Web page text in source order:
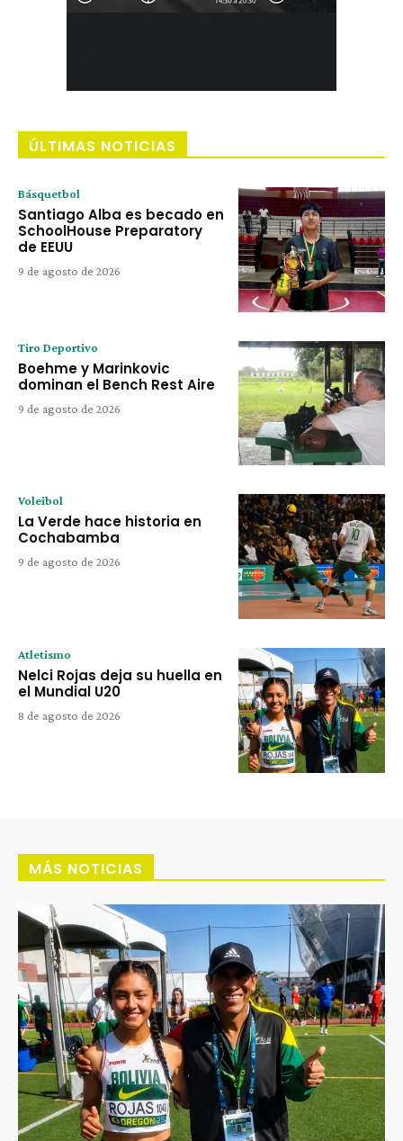
ÚLTIMAS NOTICIAS
Básquetbol
Santiago Alba es becado en
SchoolHouse Preparatory
de EEUU
9 de agosto de 2026
Tiro Deportivo
Boehme y Marinkovic
dominan el Bench Rest Aire
9 de agosto de 2026
Voleibol
La Verde hace historia en
Cochabamba
9 de agosto de 2026
Atletismo
Nelci Rojas deja su huella en
el Mundial U20
8 de agosto de 2026
MÁS NOTICIAS